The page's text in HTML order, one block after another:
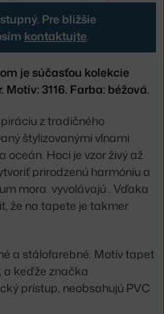
Pre bližšie
kontaktujte.
je súčasťou kolekcie
3116. Farba: béžová.
z tradičného
štylizovanými vlnami
oceán. Hoci je vzor živý až
prirodzenú harmóniu a
mora vyvolávajú . Vďaka
že na tapete je takmer
a stálofarebné. Motív tapet
a keďže značka
prístup, neobsahujú PVC